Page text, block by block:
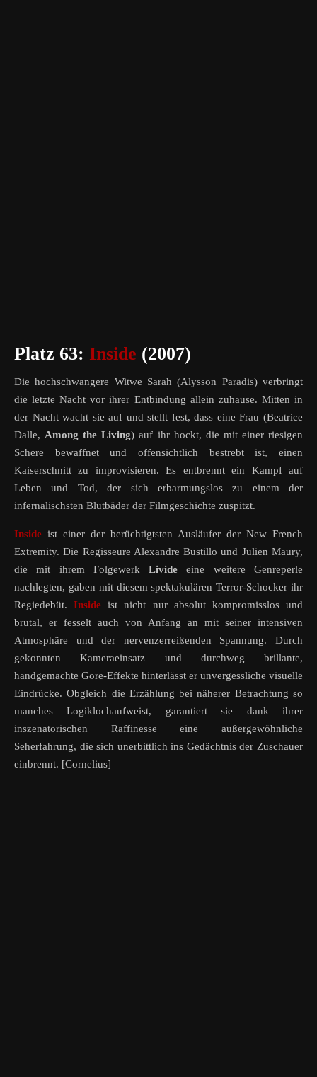
Platz 63: Inside (2007)
Die hochschwangere Witwe Sarah (Alysson Paradis) verbringt
die letzte Nacht vor ihrer Entbindung allein zuhause. Mitten in
der Nacht wacht sie auf und stellt fest, dass eine Frau (Beatrice
Dalle,Among the Living) auf ihr hockt, die mit einer riesigen
Schere bewaffnet und offensichtlich bestrebt ist, einen
Kaiserschnitt zu improvisieren. Es entbrennt ein Kampf auf
Leben und Tod, der sich erbarmungslos zu einem der
infernalischsten Blutbäder der Filmgeschichte zuspitzt.
Inside ist einer der berüchtigtsten Ausläufer der New French
Extremity. Die Regisseure Alexandre Bustillo und Julien Maury,
die mit ihrem FolgewerkLivide eine weitere Genreperle
nachlegten, gaben mit diesem spektakulären Terror-Schocker ihr
Regiedebüt.Inside ist nicht nur absolut kompromisslos und
brutal, er fesselt auch von Anfang an mit seiner intensiven
Atmosphäre und der nervenzerreißenden Spannung. Durch
gekonnten Kameraeinsatz und durchweg brillante,
handgemachte Gore-Effekte hinterlässt er unvergessliche visuelle
Eindrücke. Obgleich die Erzählung bei näherer Betrachtung so
manches Logiklochaufweist, garantiert sie dank ihrer
inszenatorischen Raffinesse eine außergewöhnliche
Seherfahrung, die sich unerbittlich ins Gedächtnis der Zuschauer
einbrennt. [Cornelius]